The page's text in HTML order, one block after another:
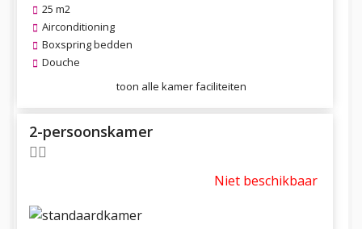
25 m2
Airconditioning
Boxspring bedden
Douche
toon alle kamer faciliteiten
2-persoonskamer
Niet beschikbaar